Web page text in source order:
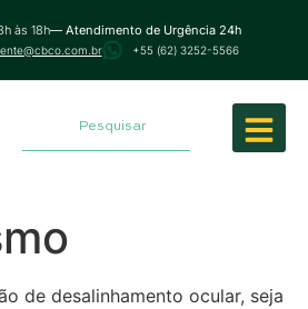
às 18h— Atendimento de Urgência 24h
+55 (62) 3252-5566
de desalinhamento ocular, seja